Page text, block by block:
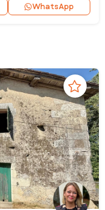
WhatsApp